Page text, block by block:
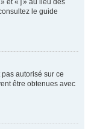
et « ] » au lieu des
le guide
autorisé sur ce
être obtenues avec